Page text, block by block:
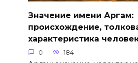
Значение имени Аргам:
происхождение,
характеристика
0 184